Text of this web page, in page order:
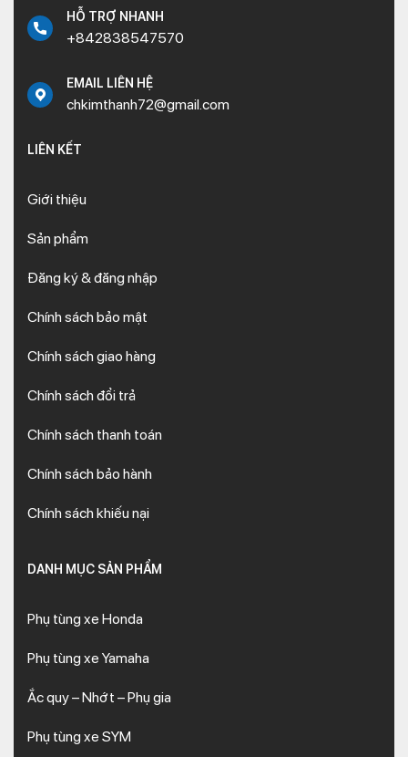
HỖ TRỢ NHANH
+842838547570
EMAIL LIÊN HỆ
chkimthanh72@gmail.com
LIÊN KẾT
Giới thiệu
Sản phẩm
Đăng ký & đăng nhập
Chính sách bảo mật
Chính sách giao hàng
Chính sách đổi trả
Chính sách thanh toán
Chính sách bảo hành
Chính sách khiếu nại
DANH MỤC SẢN PHẨM
Phụ tùng xe Honda
Phụ tùng xe Yamaha
Ắc quy – Nhớt – Phụ gia
Phụ tùng xe SYM